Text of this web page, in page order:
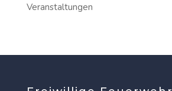
Veranstaltungen